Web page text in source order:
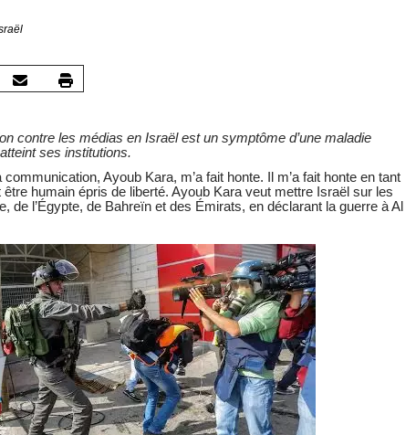
contre les médias en Israël est un symptôme d’une maladie
ses institutions.
Ayoub Kara, m’a fait honte. Il m’a fait honte en tant
être humain épris de liberté. Ayoub Kara veut mettre Israël sur les
de l’Égypte, de Bahreïn et des Émirats, en déclarant la guerre à Al